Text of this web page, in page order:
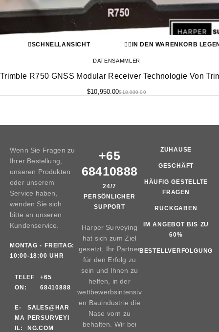
SCHNELLANSICHT IN DEN WARENKORB
DATENSAMMLER
Trimble R750 GNSS Modular Receiver Technologie Von
$18,000.00
$10,950.00
Wenn Sie Fragen zu
Ihrer Bestellung,
unseren Produkten
oder unserem
Service haben,
wenden Sie sich
bitte an unseren
Kundenservice.
MONTAG - FREITAG:
10:00-18:00 UHR
TELEF
ON:
+65
68410888
E-
MA
IL:
SALES@HAR
PERSURVEYI
NG.COM
+65
68410888
24/7
PERSÖNLICHER
SUPPORT
Harper Surveying
hat sich zum Ziel
gesetzt, Ihr Partner
für den Erfolg zu
sein und Ihnen zu
helfen, in der
wettbewerbsintensiv
en Bauindustrie die
Nase vorn zu
behalten. Wir bei
ZUHAUSE
GESCHÄFT
HÄUFIG GESTELLTE
FRAGEN
RÜCKGABEN
IM ANGEBOT BIS ZU
60%
BESTELLVERFOLGUNG